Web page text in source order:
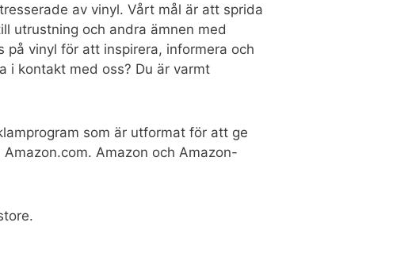
av vinyl. Vårt mål är att sprida
utrustning och andra ämnen med
vinyl för att inspirera, informera och
i kontakt med oss? Du är varmt
som är utformat för att ge
Amazon och Amazon-